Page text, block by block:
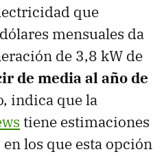
que
mensuales da
de 3,8 kW de
de media al año de
indica que la
tiene estimaciones
los que esta opción